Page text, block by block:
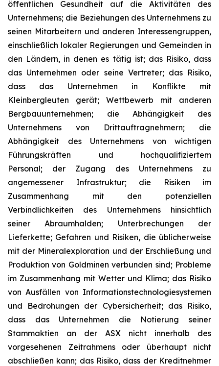
öffentlichen Gesundheit auf die Aktivitäten des
Unternehmens; die Beziehungen des Unternehmens zu
seinen Mitarbeitern und anderen Interessengruppen,
einschließlich lokaler Regierungen und Gemeinden in
den Ländern, in denen es tätig ist; das Risiko, dass
das Unternehmen oder seine Vertreter; das Risiko,
dass das Unternehmen in Konflikte mit
Kleinbergleuten gerät; Wettbewerb mit anderen
Bergbauunternehmen; die Abhängigkeit des
Unternehmens von Drittauftragnehmern; die
Abhängigkeit des Unternehmens von wichtigen
Führungskräften und hochqualifiziertem
Personal; der Zugang des Unternehmens zu
angemessener Infrastruktur; die Risiken im
Zusammenhang mit den potenziellen
Verbindlichkeiten des Unternehmens hinsichtlich
seiner Abraumhalden; Unterbrechungen der
Lieferkette; Gefahren und Risiken, die üblicherweise
mit der Mineralexploration und der Erschließung und
Produktion von Goldminen verbunden sind; Probleme
im Zusammenhang mit Wetter und Klima; das Risiko
von Ausfällen von Informationstechnologiesystemen
und Bedrohungen der Cybersicherheit; das Risiko,
dass das Unternehmen die Notierung seiner
Stammaktien an der ASX nicht innerhalb des
vorgesehenen Zeitrahmens oder überhaupt nicht
abschließen kann; das Risiko, dass der Kreditnehmer